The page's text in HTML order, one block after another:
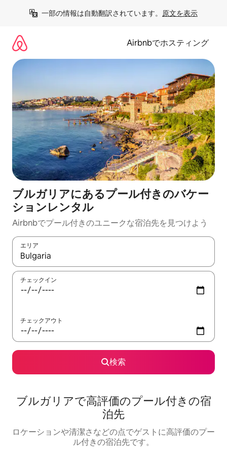
一部の情報は自動翻訳されています。 原文を表示
Airbnbでホスティング
ブルガリアにあるプール付きのバケー
ションレンタル
Airbnbでプール付きのユニークな宿泊先を見つけよう
エリア
検索結果が表示されたら、上下の矢印キーを使って移動するか
チェックイン
チェックアウト
検索
ブルガリアで高評価のプール付きの宿
泊先
ロケーションや清潔さなどの点でゲストに高評価のプー
ル付きの宿泊先です。